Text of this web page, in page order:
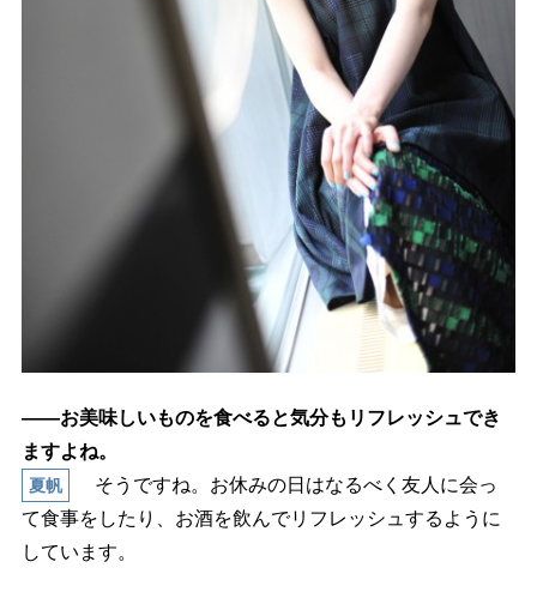
――お美味しいものを食べると気分もリフレッシュでき
ますよね。
夏帆
そうですね。お休みの日はなるべく友人に会っ
て食事をしたり、お酒を飲んでリフレッシュするように
しています。